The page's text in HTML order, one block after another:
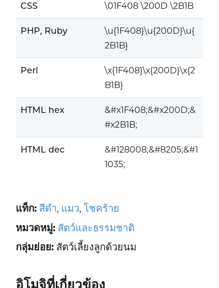
CSS \01F408 \200D \2B1B
PHP, Ruby
\u{1F408}\u{200D}\u{
2B1B}
Perl
\x{1F408}\x{200D}\x{2
B1B}
HTML hex
&#x1F408;&#x200D;&
#x2B1B;
HTML dec
&#128008;&#8205;&#1
1035;
แท็ก: สีดำ, แมว, โชคร้าย
หมวดหมู่: สัตว์และธรรมชาติ
กลุ่มย่อย:สัตว์เลี้ยงลูกด้วยนม
อิโมจิที่เกี่ยวข้อง